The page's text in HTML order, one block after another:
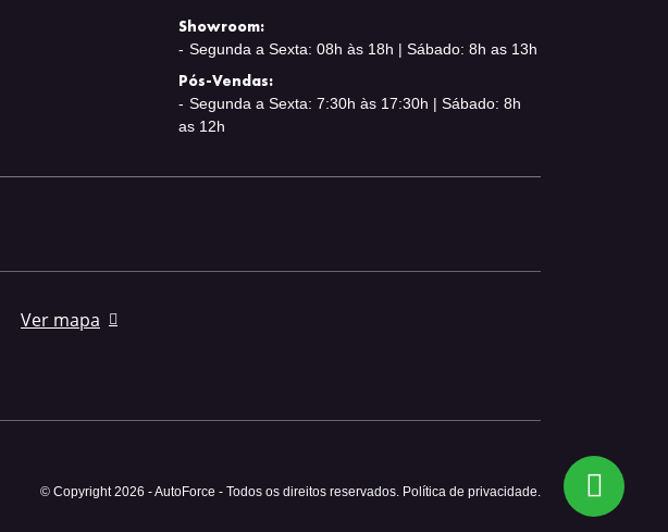
Showroom:
Segunda a Sexta: 08h às 18h | Sábado: 8h as 13h
Pós-Vendas:
Segunda a Sexta: 7:30h às 17:30h | Sábado: 8h
as 12h
Ver mapa
© Copyright 2026 -AutoForce - Todos os direitos reservados. Política de privacidade.